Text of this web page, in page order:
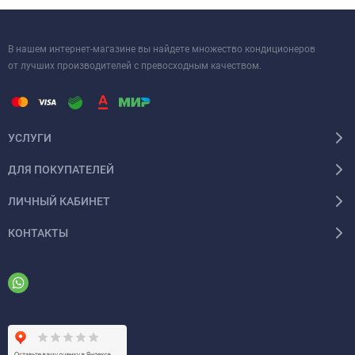
В нашем интернет-магазине вы найдете множество кондиционеров
от лучших производителей с превосходным качеством.
УСЛУГИ
ДЛЯ ПОКУПАТЕЛЕЙ
ЛИЧНЫЙ КАБИНЕТ
КОНТАКТЫ